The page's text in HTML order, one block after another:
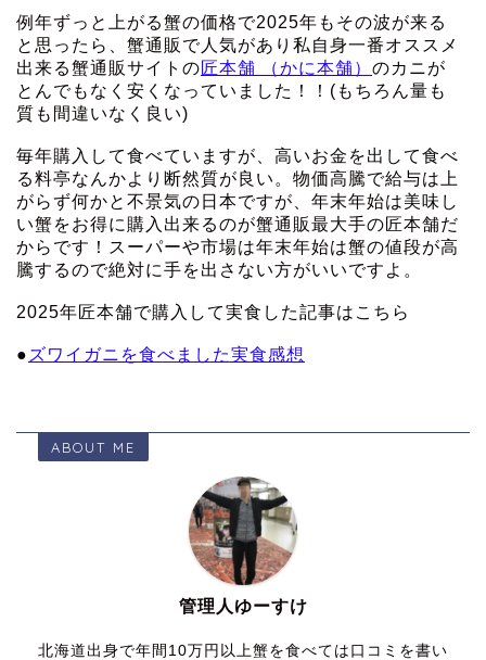
例年ずっと上がる蟹の価格で2025年もその波が来る
と思ったら、蟹通販で人気があり私自身一番オススメ
出来る蟹通販サイトの匠本舗 （かに本舗） のカニが
とんでもなく安くなっていました！！(もちろん量も
質も間違いなく良い)
毎年購入して食べていますが、高いお金を出して食べ
る料亭なんかより断然質が良い。物価高騰で給与は上
がらず何かと不景気の日本ですが、年末年始は美味し
い蟹をお得に購入出来るのが蟹通販最大手の匠本舗だ
からです！スーパーや市場は年末年始は蟹の値段が高
騰するので絶対に手を出さない方がいいですよ。
2025年匠本舗で購入して実食した記事はこちら
● ズワイガニを食べました実食感想
ABOUT ME
管理人ゆーすけ
北海道出身で年間10万円以上蟹を食べては口コミを書い